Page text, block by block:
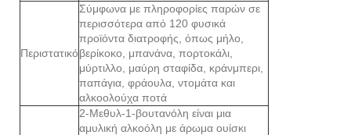
Περιστατικό
Σύμφωνα με πληροφορίες παρών σε
περισσότερα από 120 φυσικά
προϊόντα διατροφής, όπως μήλο,
βερίκοκο, μπανάνα, πορτοκάλι,
μύρτιλλο, μαύρη σταφίδα, κράνμπερι,
παπάγια, φράουλα, ντομάτα και
αλκοολούχα ποτά
2-Μεθυλ-1-βουτανόλη είναι μια
αμυλική αλκοόλη με άρωμα ουίσκι